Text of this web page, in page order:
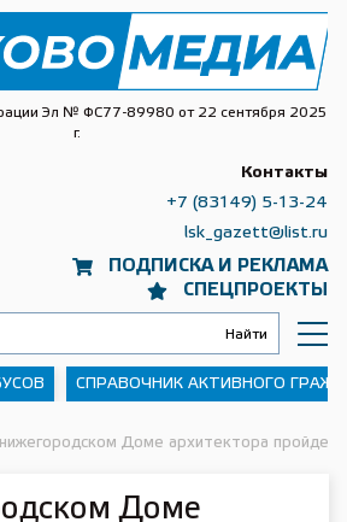
Эл № ФС77-89980 от 22 сентября 2025
г.
ПОДПИСКА И РЕКЛАМА
СПЕЦПРОЕКТЫ
Контакты
+7 (83149) 5-13-24
lsk_gazett@list.ru
СПРАВОЧНИК АКТИВНОГО
Доме архитектора пройдет
Доме